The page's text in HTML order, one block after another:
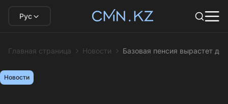
Рус
Главная страница Новости Базовая пенсия вырастет до
Новости